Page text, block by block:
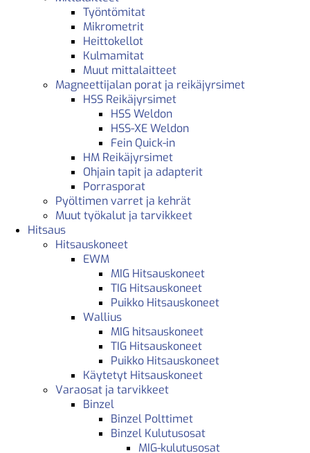
Työntömitat
Mikrometrit
Heittokellot
Kulmamitat
Muut mittalaitteet
Magneettijalan porat ja reikäjyrsimet
HSS Reikäjyrsimet
HSS Weldon
HSS-XE Weldon
Fein Quick-in
HM Reikäjyrsimet
Ohjain tapit ja adapterit
Porrasporat
Pyöltimen varret ja kehrät
Muut työkalut ja tarvikkeet
Hitsaus
Hitsauskoneet
EWM
MIG Hitsauskoneet
TIG Hitsauskoneet
Puikko Hitsauskoneet
Wallius
MIG hitsauskoneet
TIG Hitsauskoneet
Puikko Hitsauskoneet
Käytetyt Hitsauskoneet
Varaosat ja tarvikkeet
Binzel
Binzel Polttimet
Binzel Kulutusosat
MIG-kulutusosat